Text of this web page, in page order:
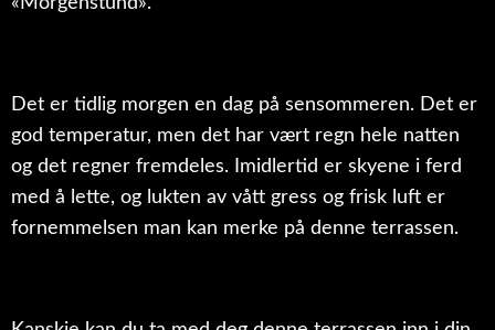
Det er tidlig morgen en dag på sensommeren. Det er
god temperatur, men det har vært regn hele natten
og det regner fremdeles. Imidlertid er skyene i ferd
med å lette, og lukten av vått gress og frisk luft er
fornemmelsen man kan merke på denne terrassen.